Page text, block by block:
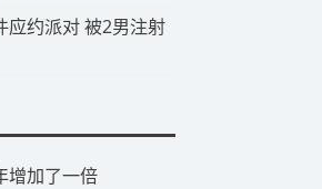
应约派对 被2男注射
增加了一倍